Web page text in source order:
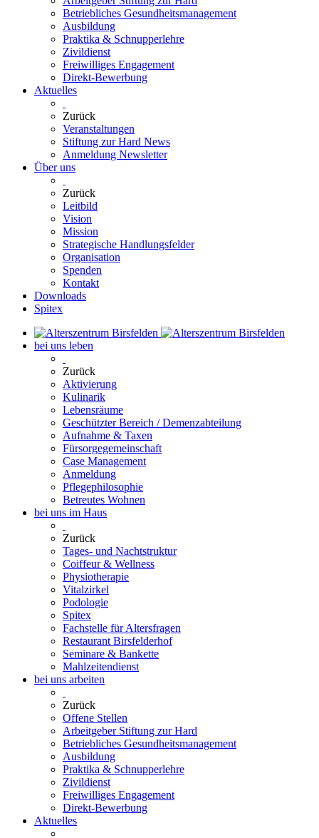
Betriebliches Gesundheitsmanagement
Ausbildung
Praktika & Schnupperlehre
Zivildienst
Freiwilliges Engagement
Direkt-Bewerbung
Aktuelles
Zurück
Veranstaltungen
Stiftung zur Hard News
Anmeldung Newsletter
Über uns
Zurück
Leitbild
Vision
Mission
Strategische Handlungsfelder
Organisation
Spenden
Kontakt
Downloads
Spitex
bei uns leben
Zurück
Aktivierung
Kulinarik
Lebensräume
Geschützter Bereich / Demenzabteilung
Aufnahme & Taxen
Fürsorgegemeinschaft
Case Management
Anmeldung
Pflegephilosophie
Betreutes Wohnen
bei uns im Haus
Zurück
Tages- und Nachtstruktur
Coiffeur & Wellness
Physiotherapie
Vitalzirkel
Podologie
Spitex
Fachstelle für Altersfragen
Restaurant Birsfelderhof
Seminare & Bankette
Mahlzeitendienst
bei uns arbeiten
Zurück
Offene Stellen
Arbeitgeber Stiftung zur Hard
Betriebliches Gesundheitsmanagement
Ausbildung
Praktika & Schnupperlehre
Zivildienst
Freiwilliges Engagement
Direkt-Bewerbung
Aktuelles